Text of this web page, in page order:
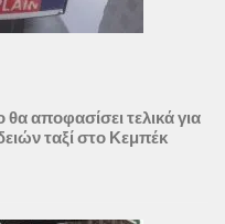
αποφασίσει τελικά για
ταξί στο Κεμπέκ